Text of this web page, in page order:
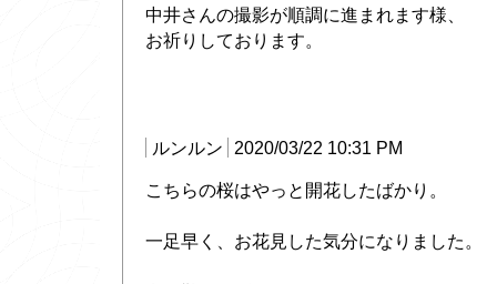
中井さんの撮影が順調に進まれます様、
お祈りしております。
ルンルン 2020/03/22 10:31 PM
こちらの桜はやっと開花したばかり。
一足早く、お花見した気分になりました。